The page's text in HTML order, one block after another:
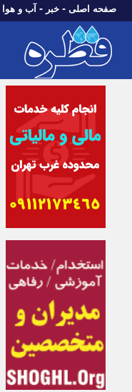
صفحه اصلی - خبر - آب و هوا